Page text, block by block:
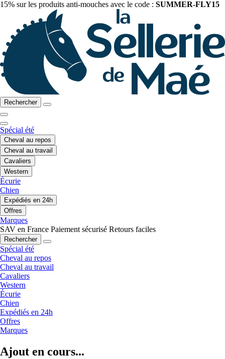
15% sur les produits anti-mouches avec le code : SUMMER-FLY15
Rechercher
Spécial été
Cheval au repos
Cheval au travail
Cavaliers
Western
Écurie
Chien
Expédiés en 24h
Offres
Marques
SAV en France Paiement sécurisé Retours faciles
Rechercher
Spécial été
Cheval au repos
Cheval au travail
Cavaliers
Western
Écurie
Chien
Expédiés en 24h
Offres
Marques
Ajout en cours...